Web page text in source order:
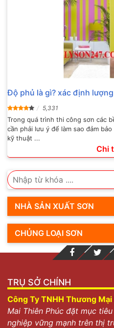
Độ phủ là gì? xác định
5,331
Trong quá trình thi công sơn các
cần phải lưu ý để làm sao đảm
kỹ thuật ...
Chi
NHÀ SẢN XUẤT SƠN
CHỦNG LOẠI SƠN
TRỤ SỞ CHÍNH
Công Ty TNHH Thương
Mai Thiên Phúc đặt mục
nghiệp vững mạnh trên thị